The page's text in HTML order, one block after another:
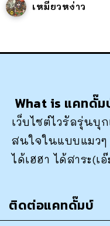
เหมียวหง่าว
What is แคทดั๊ม
เว็บไซต์ไวรัลรุ่นบุ
สนใจในแบบแมว
ได้เฮฮา ได้สาระ(เ
ติดต่อแคทดั๊มบ์